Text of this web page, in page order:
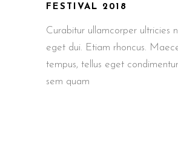
FESTIVAL 2018
Curabitur ullamcorper ultricies
eget dui. Etiam rhoncus.
tempus, tellus eget
sem quam